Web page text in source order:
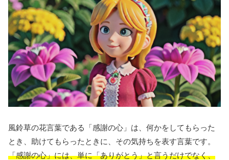
風鈴草の花言葉である「感謝の心」は、何かをしてもらった
とき、助けてもらったときに、その気持ちを表す言葉です。
「感謝の心」には、単に「ありがとう」と言うだけでなく、